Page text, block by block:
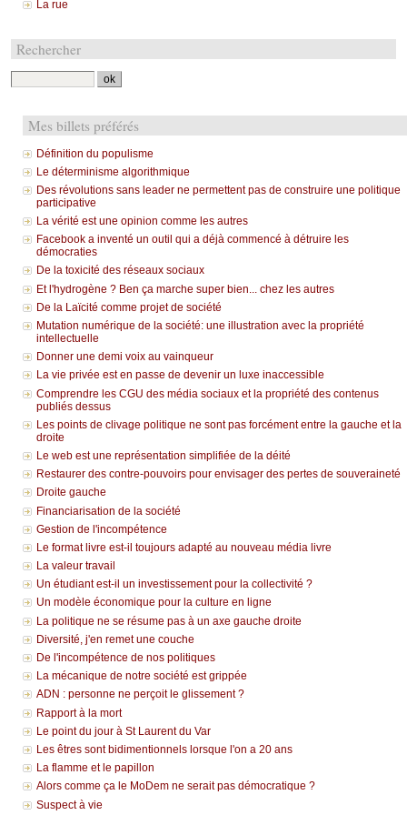
La rue
Rechercher
Mes billets préférés
Définition du populisme
Le déterminisme algorithmique
Des révolutions sans leader ne permettent pas de construire une politique
participative
La vérité est une opinion comme les autres
Facebook a inventé un outil qui a déjà commencé à détruire les
démocraties
De la toxicité des réseaux sociaux
Et l'hydrogène ? Ben ça marche super bien... chez les autres
De la Laïcité comme projet de société
Mutation numérique de la société: une illustration avec la propriété
intellectuelle
Donner une demi voix au vainqueur
La vie privée est en passe de devenir un luxe inaccessible
Comprendre les CGU des média sociaux et la propriété des contenus
publiés dessus
Les points de clivage politique ne sont pas forcément entre la gauche et la
droite
Le web est une représentation simplifiée de la déité
Restaurer des contre-pouvoirs pour envisager des pertes de souveraineté
Droite gauche
Financiarisation de la société
Gestion de l'incompétence
Le format livre est-il toujours adapté au nouveau média livre
La valeur travail
Un étudiant est-il un investissement pour la collectivité ?
Un modèle économique pour la culture en ligne
La politique ne se résume pas à un axe gauche droite
Diversité, j'en remet une couche
De l'incompétence de nos politiques
La mécanique de notre société est grippée
ADN : personne ne perçoit le glissement ?
Rapport à la mort
Le point du jour à St Laurent du Var
Les êtres sont bidimentionnels lorsque l'on a 20 ans
La flamme et le papillon
Alors comme ça le MoDem ne serait pas démocratique ?
Suspect à vie